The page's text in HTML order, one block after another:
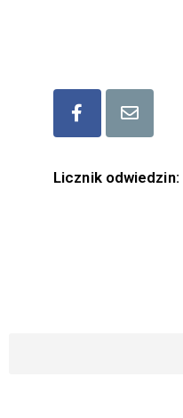
Licznik odwiedzin: